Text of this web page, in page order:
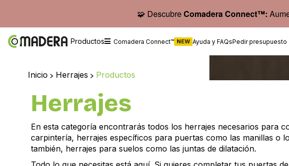
🧩 DescubreComadera Connect™:
Productos Comadera Connect™ NEW Ayuda y FAQsPedir presupuesto
Inicio > Herrajes > Productos
Herrajes
En esta categoría encontrarás todos los herrajes necesarios para
carpintería, herrajes específicos para puertas como las manillas o
también, herrajes para suelos como las juntas de dilatación.